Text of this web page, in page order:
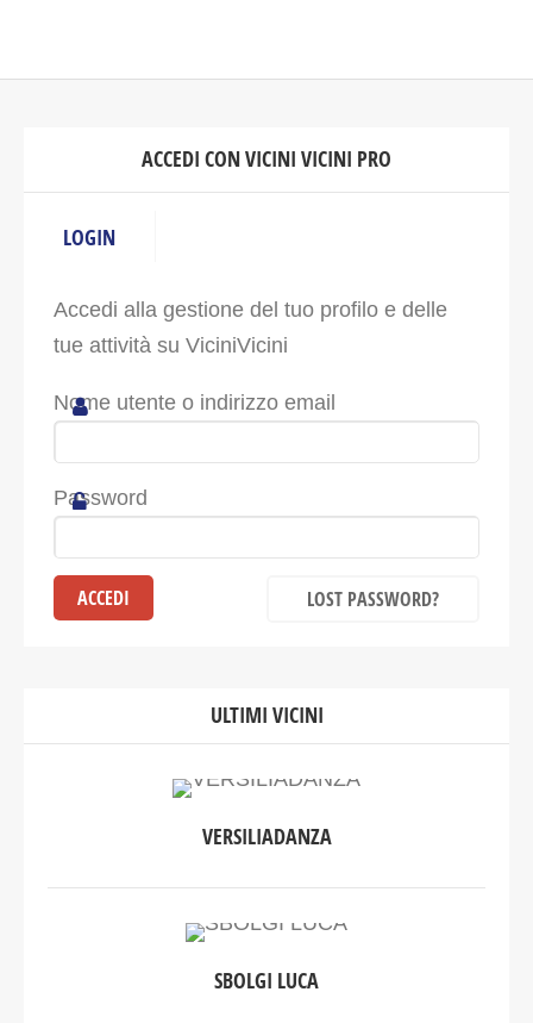
ACCEDI CON VICINI VICINI PRO
LOGIN
Accedi alla gestione del tuo profilo e delle
tue attività su ViciniVicini
Nome utente o indirizzo email
Password
LOST PASSWORD?
ULTIMI VICINI
VERSILIADANZA
SBOLGI LUCA